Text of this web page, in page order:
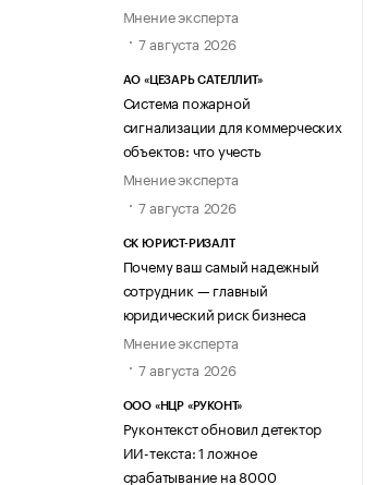
Мнение эксперта
7 августа 2026
АО «ЦЕЗАРЬ САТЕЛЛИТ»
Система пожарной
сигнализации для коммерческих
объектов: что учесть
Мнение эксперта
7 августа 2026
СК ЮРИСТ-РИЗАЛТ
Почему ваш самый надежный
сотрудник — главный
юридический риск бизнеса
Мнение эксперта
7 августа 2026
ООО «НЦР «РУКОНТ»
Руконтекст обновил детектор
ИИ-текста: 1 ложное
срабатывание на 8000